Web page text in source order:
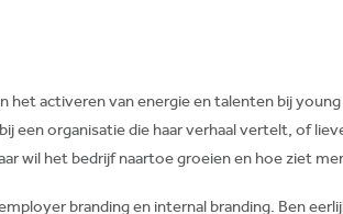
het activeren van energie en talenten bij
een organisatie die haar verhaal vertelt, of
wil het bedrijf naartoe groeien en hoe ziet
branding en internal branding. Ben